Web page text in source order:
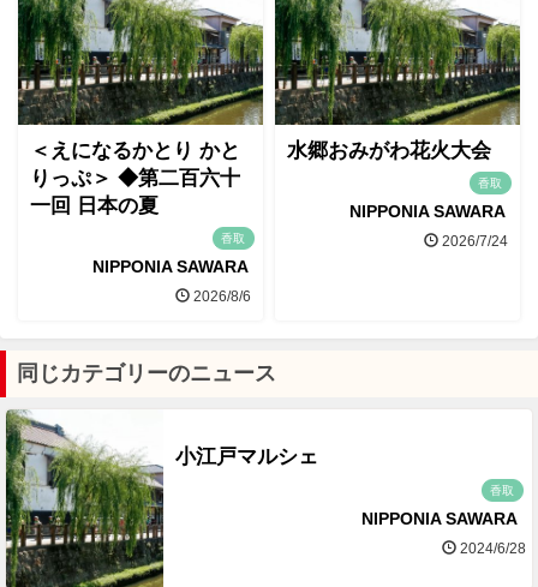
＜えになるかとり かと
りっぷ＞ ◆第二百六十
一回 日本の夏
香取
NIPPONIA SAWARA
2026/8/6
水郷おみがわ花火大会
香取
NIPPONIA SAWARA
2026/7/24
同じカテゴリーのニュース
小江戸マルシェ
香取
NIPPONIA SAWARA
2024/6/28